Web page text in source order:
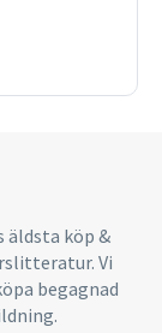
äldsta köp &
Vi
begagnad